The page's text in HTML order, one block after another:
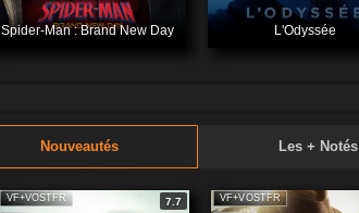
Spider-Man : Brand New Day L'Odyssée
Nouveautés Les + Notés
VF+VOSTFR 7.7 VF+VOSTFR